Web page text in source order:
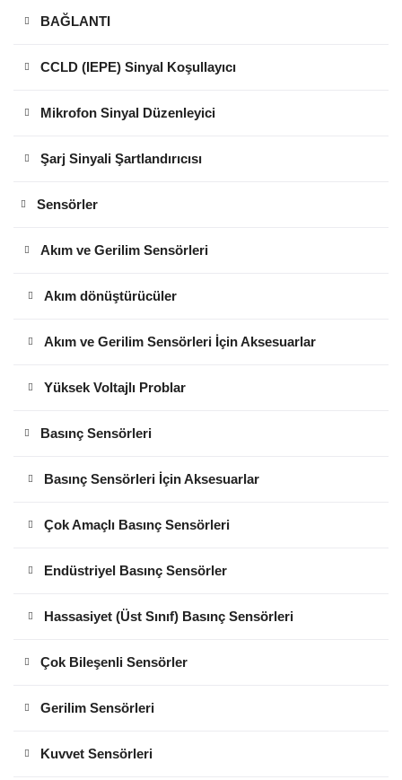
BAĞLANTI
CCLD (IEPE) Sinyal Koşullayıcı
Mikrofon Sinyal Düzenleyici
Şarj Sinyali Şartlandırıcısı
Sensörler
Akım ve Gerilim Sensörleri
Akım dönüştürücüler
Akım ve Gerilim Sensörleri İçin Aksesuarlar
Yüksek Voltajlı Problar
Basınç Sensörleri
Basınç Sensörleri İçin Aksesuarlar
Çok Amaçlı Basınç Sensörleri
Endüstriyel Basınç Sensörler
Hassasiyet (Üst Sınıf) Basınç Sensörleri
Çok Bileşenli Sensörler
Gerilim Sensörleri
Kuvvet Sensörleri